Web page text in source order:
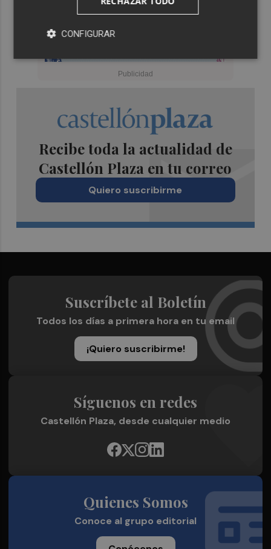
Recibe toda la actualidad de
Castellón Plaza en tu correo
Quiero suscribirme
Suscríbete al Boletín
Todos los días a primera hora en tu email
¡Quiero suscribirme!
Síguenos en redes
Castellón Plaza, desde cualquier medio
Quienes Somos
Conoce al grupo editorial
CONFIGURAR